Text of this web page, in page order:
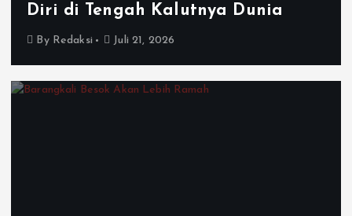
Diri di Tengah Kalutnya Dunia
By Redaksi Juli 21, 2026